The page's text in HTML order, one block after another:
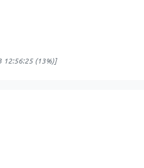
12:56:25(13%)]